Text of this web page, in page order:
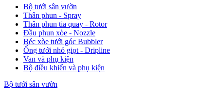
Bộ tưới sân vườn
Thân phun - Spray
Thân phun tia quay - Rotor
Đầu phun xòe - Nozzle
Béc xòe tưới góc Bubbler
Ống tưới nhỏ giọt - Dripline
Van và phụ kiện
Bộ điều khiển và phụ kiện
Bộ tưới sân vườn